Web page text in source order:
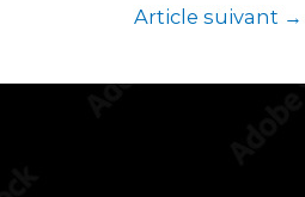
Article suivant →